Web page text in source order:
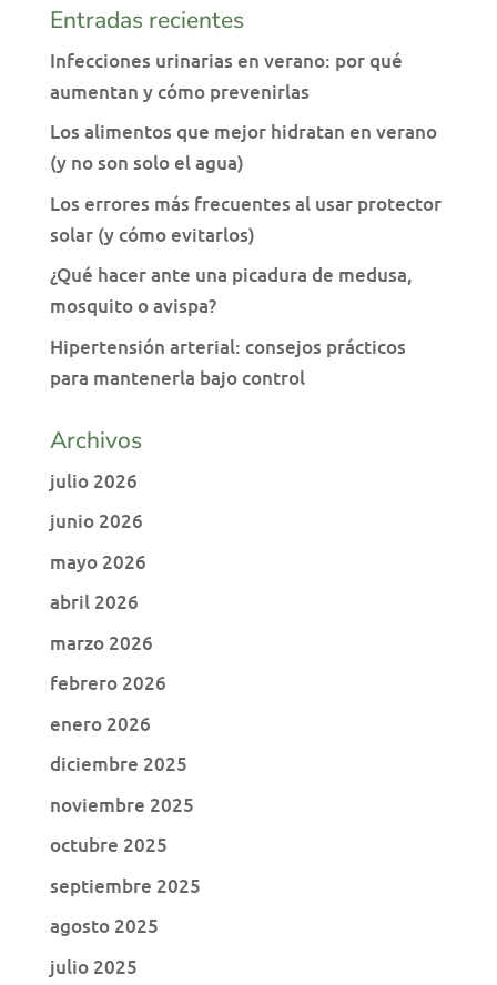
Entradas recientes
Infecciones urinarias en verano: por qué
aumentan y cómo prevenirlas
Los alimentos que mejor hidratan en verano
(y no son solo el agua)
Los errores más frecuentes al usar protector
solar (y cómo evitarlos)
¿Qué hacer ante una picadura de medusa,
mosquito o avispa?
Hipertensión arterial: consejos prácticos
para mantenerla bajo control
Archivos
julio 2026
junio 2026
mayo 2026
abril 2026
marzo 2026
febrero 2026
enero 2026
diciembre 2025
noviembre 2025
octubre 2025
septiembre 2025
agosto 2025
julio 2025